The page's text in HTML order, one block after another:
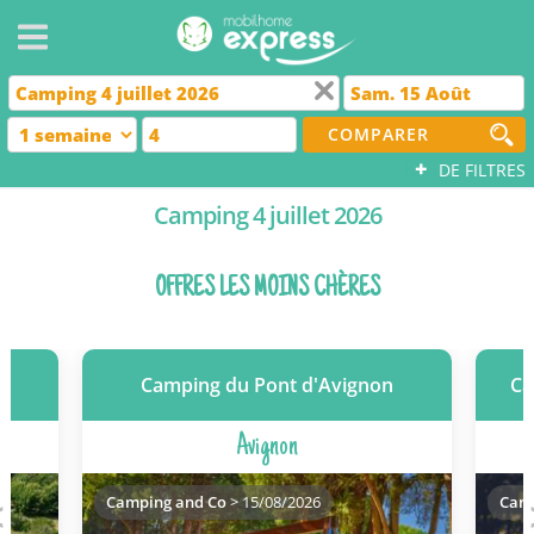
COMPARER
+ DE FILTRES
Camping 4 juillet 2026
OFFRES LES MOINS CHÈRES
Camping du Pont d'Avignon
Avignon
Camping and Co> 15/08/2026